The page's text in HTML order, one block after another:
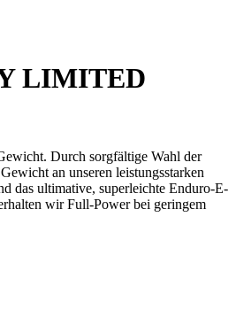
LIMITED
Durch sorgfältige Wahl der
an unseren leistungsstarken
das ultimative, superleichte Enduro-E-
wir Full-Power bei geringem